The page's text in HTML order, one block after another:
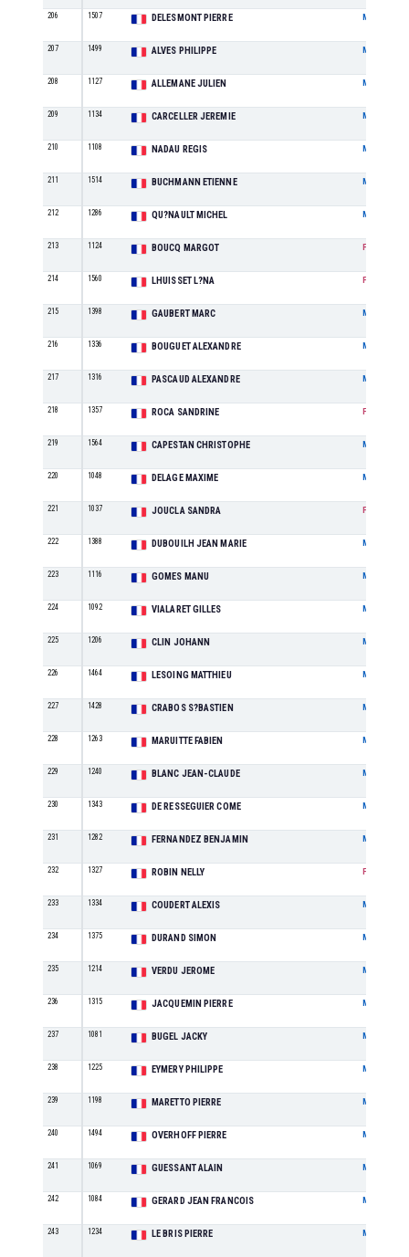
206 1507 DELESMONT PIERRE M
207 1499 ALVES PHILIPPE M
208 1127 ALLEMANE JULIEN M
209 1134 CARCELLER JEREMIE M
210 1108 NADAU REGIS M
211 1514 BUCHMANN ETIENNE M
212 1286 QU?NAULT MICHEL M
213 1124 BOUCQ MARGOT F
214 1560 LHUISSET L?NA F
215 1398 GAUBERT MARC M
216 1336 BOUGUET ALEXANDRE M
217 1316 PASCAUD ALEXANDRE M
218 1357 ROCA SANDRINE F
219 1564 CAPESTAN CHRISTOPHE M
220 1048 DELAGE MAXIME M
221 1037 JOUCLA SANDRA F
222 1388 DUBOUILH JEAN MARIE M
223 1116 GOMES MANU M
224 1092 VIALARET GILLES M
225 1206 CLIN JOHANN M
226 1464 LESOING MATTHIEU M
227 1428 CRABOS S?BASTIEN M
228 1263 MARUITTE FABIEN M
229 1240 BLANC JEAN-CLAUDE M
230 1343 DE RESSEGUIER COME M
231 1282 FERNANDEZ BENJAMIN M
232 1327 ROBIN NELLY F
233 1334 COUDERT ALEXIS M
234 1375 DURAND SIMON M
235 1214 VERDU JEROME M
236 1315 JACQUEMIN PIERRE M
237 1081 BUGEL JACKY M
238 1225 EYMERY PHILIPPE M
239 1198 MARETTO PIERRE M
240 1494 OVERHOFF PIERRE M
241 1069 GUESSANT ALAIN M
242 1084 GERARD JEAN FRANCOIS M
243 1234 LE BRIS PIERRE M